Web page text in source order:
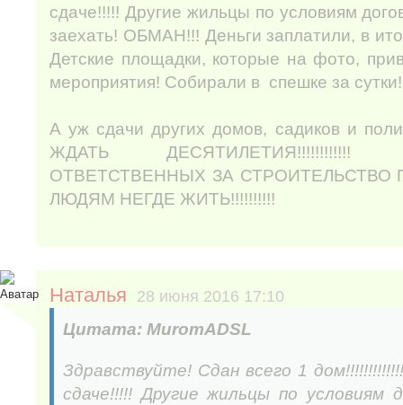
сдаче!!!!! Другие жильцы по условиям
заехать! ОБМАН!!! Деньги заплатили, в
Детские площадки, которые на фото,
мероприятия! Собирали в спешке за
А уж сдачи других домов, садиков и
ЖДАТЬ
ОТВЕТСТВЕННЫХ ЗА СТРОИТЕЛЬСТВО
ЛЮДЯМ НЕГДЕ ЖИТЬ!!!!!!!!!!
Наталья 28 июня 2016 17:10
Цитата: MuromADSL
Здравствуйте! Сдан всего 1
сдаче!!!!! Другие жильцы по условиям